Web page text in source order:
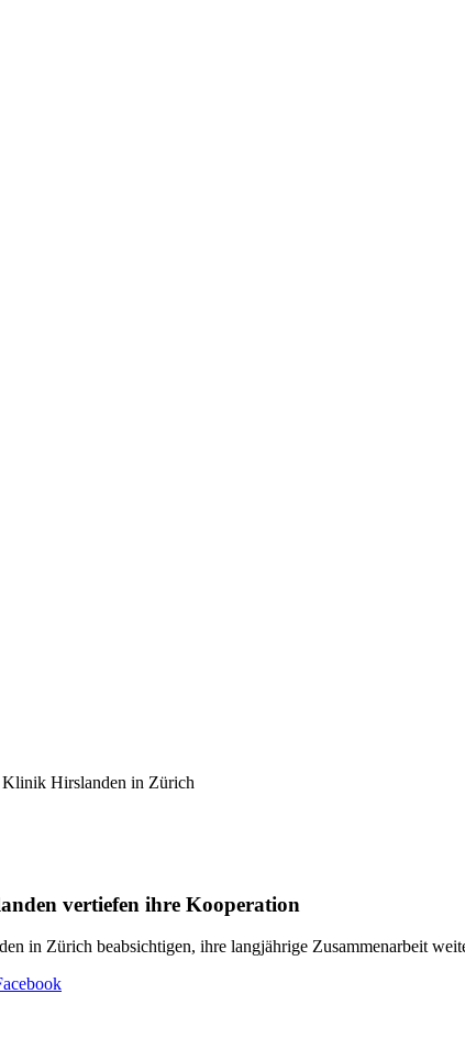
vertiefen ihre Kooperation
in Zürich beabsichtigen, ihre langjährige Zusammenarbeit